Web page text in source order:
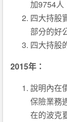
加9754人
四大持股
部分的好
四大持股
2015年：
說明內在
保險業務
在的波克